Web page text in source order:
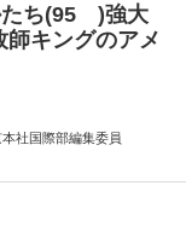
たち(95 )強大
キングのアメ
社国際部編集委員